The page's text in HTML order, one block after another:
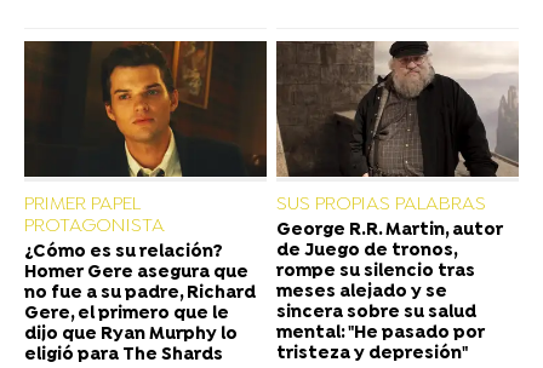
PRIMER PAPEL
PROTAGONISTA
¿Cómo es su relación?
Homer Gere asegura que
no fue a su padre, Richard
Gere, el primero que le
dijo que Ryan Murphy lo
eligió para The Shards
SUS PROPIAS PALABRAS
George R.R. Martin, autor
de Juego de tronos,
rompe su silencio tras
meses alejado y se
sincera sobre su salud
mental: "He pasado por
tristeza y depresión"